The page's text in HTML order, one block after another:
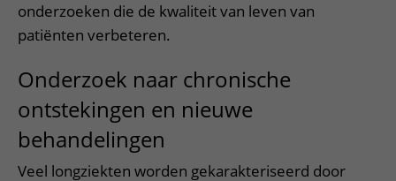
onderzoeken die de kwaliteit van leven van
patiënten verbeteren.
Onderzoek naar chronische
ontstekingen en nieuwe
behandelingen
Veel longziekten worden gekarakteriseerd door